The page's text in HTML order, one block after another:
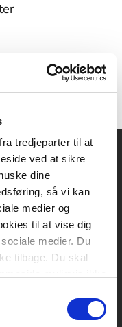
tredjeparter til at
ved at sikre
dine
så vi kan
medier og
til at vise dig
medier. Du
tilbage. Du skal